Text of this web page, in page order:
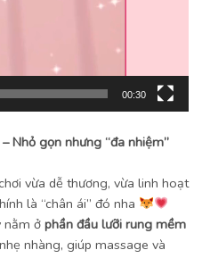
00:30
Nhỏ gọn nhưng “đa nhiệm”
vừa dễ thương, vừa linh hoạt
là “chân ái” đó nha
nằm ở phần đầu lưỡi rung mềm
nhàng, giúp massage và